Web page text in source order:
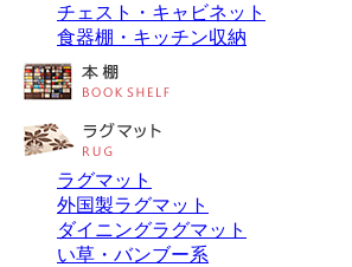
チェスト・キャビネット
食器棚・キッチン収納
ラグマット
外国製ラグマット
ダイニングラグマット
い草・バンブー系